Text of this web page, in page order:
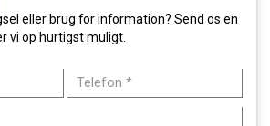
eller brug for information? Send os en
vi op hurtigst muligt.